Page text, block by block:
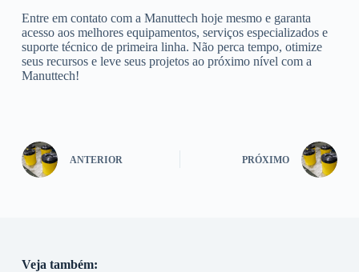
Entre em contato com a Manuttech hoje mesmo e garanta
acesso aos melhores equipamentos, serviços especializados e
suporte técnico de primeira linha. Não perca tempo, otimize
seus recursos e leve seus projetos ao próximo nível com a
Manuttech!
ANTERIOR PRÓXIMO
Veja também: